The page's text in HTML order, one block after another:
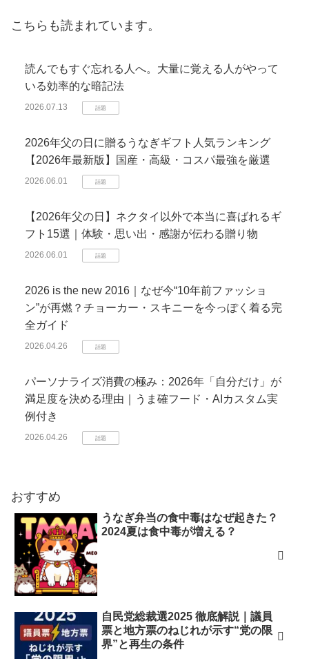
こちらも読まれています。
読んでもすぐ忘れる人へ。大量に覚える人がやって
いる効率的な暗記法
2026.07.13 話題
2026年父の日に贈るうなぎギフト人気ランキング
【2026年最新版】国産・高級・コスパ最強を厳選
2026.06.01 話題
【2026年父の日】ネクタイ以外で本当に喜ばれるギ
フト15選｜体験・思い出・感謝が伝わる贈り物
2026.06.01 話題
2026 is the new 2016｜なぜ今“10年前ファッショ
ン”が再燃？チョーカー・スキニーを今っぽく着る完
全ガイド
2026.04.26 話題
パーソナライズ消費の極み：2026年「自分だけ」が
満足度を決める理由｜うま確フード・AIカスタム実
例付き
2026.04.26 話題
おすすめ
うなぎ弁当の食中毒はなぜ起きた？
2024夏は食中毒が増える？
自民党総裁選2025 徹底解説｜議員
票と地方票のねじれが示す“党の限
界”と再生の条件